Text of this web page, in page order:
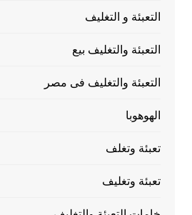
التعبئة و التغليف
التعبئة والتغليف بيع
التعبئة والتغليف فى مصر
الهوهوبا
تعبئة وتغلف
تعبئة وتغليف